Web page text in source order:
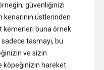
güvenliğinizi
üstlerinden
kemerleri buna örnek
tasmayı, bu
ve sizin
köpeğinizin hareket